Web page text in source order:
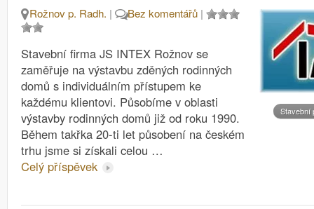
Stavební
Rožnov p. Radh. | Bez komentářů |
Stavební firma JS INTEX Rožnov se
zaměřuje na výstavbu zděných rodinných
domů s individuálním přístupem ke
každému klientovi. Působíme v oblasti
výstavby rodinných domů již od roku 1990.
Během takřka 20-ti let působení na českém
trhu jsme si získali celou …
Celý příspěvek